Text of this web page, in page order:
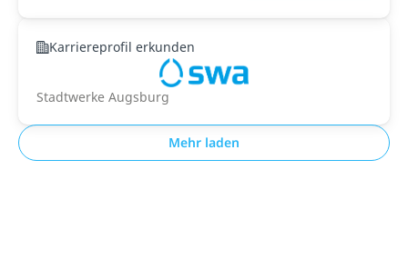
Karriereprofil erkunden
Stadtwerke Augsburg
Mehr laden